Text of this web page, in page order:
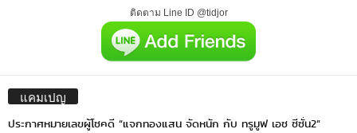
ติดตาม Line ID @tidjor
แคมเปญ
ประกาศหมายเลขผู้โชคดี “แจกทองแสน จัดหนัก กับ ทรูมูฟ เอช ซีซั่น2”